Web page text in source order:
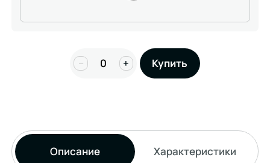
− + Купить
Описание Характеристики